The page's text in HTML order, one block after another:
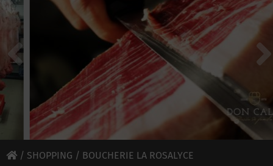
/ SHOPPING / BOUCHERIE LA ROSALYCE